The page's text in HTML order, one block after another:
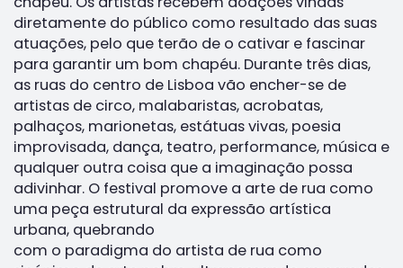
diretamente do público como resultado das suas
atuações, pelo que terão de o cativar e fascinar
para garantir um bom chapéu. Durante três dias,
as ruas do centro de Lisboa vão encher-se de
artistas de circo, malabaristas, acrobatas,
palhaços, marionetas, estátuas vivas, poesia
improvisada, dança, teatro, performance, música e
qualquer outra coisa que a imaginação possa
adivinhar. O festival promove a arte de rua como
uma peça estrutural da expressão artística
urbana, quebrando
com o paradigma do artista de rua como